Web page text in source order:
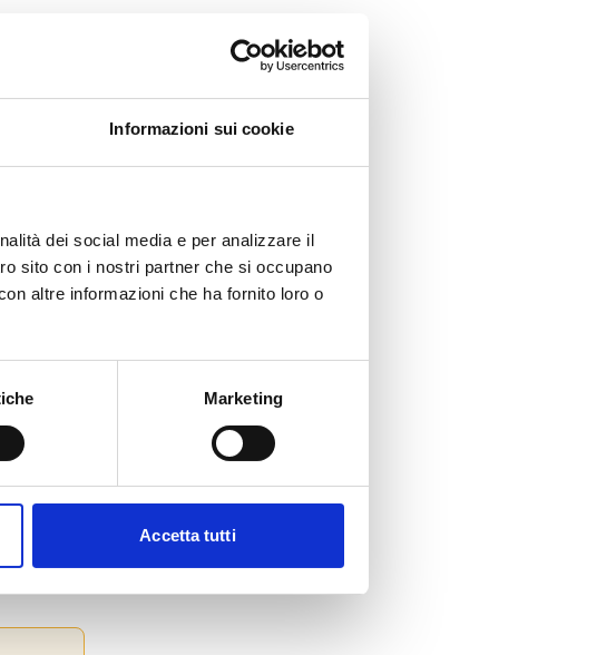
Informazioni sui cookie
dei social media e per analizzare il
sito con i nostri partner che si occupano
altre informazioni che ha fornito loro o
Marketing
Accetta tutti